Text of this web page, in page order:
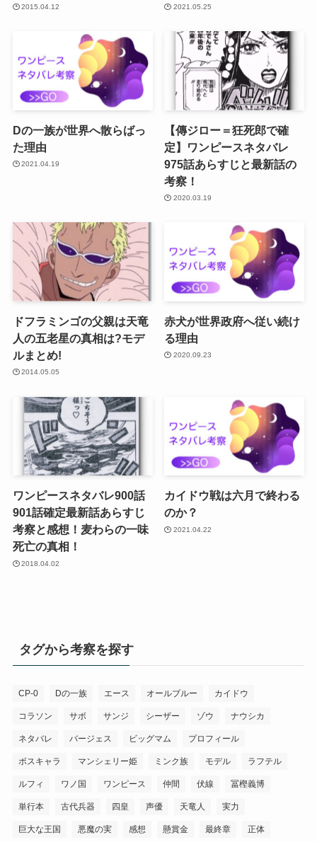
2015.04.12 2021.05.25
Dの一族が世界へ散らばっ
た理由
2021.04.19
【傳ジロー＝狂死郎で確
定】ワンピースネタバレ
975話あらすじと最新話の
考察！
2020.03.19
ドフラミンゴの父親は天竜
人の五老星の真相は?モデ
ルまとめ!
2014.05.05
赤犬が世界政府へ従い続け
る理由
2020.09.23
ワンピースネタバレ900話
901話確定最新話あらすじ
考察と感想！麦わらの一味
死亡の真相！
2018.04.02
カイドウ戦は六月で終わる
のか？
2021.04.22
タグから考察を探す
CP-0 Dの一族 エース オールブルー カイドウ
コラソン サボ サンジ シーザー ゾウ ナウシカ
ネタバレ バージェス ビッグマム プロフィール
ボスキャラ マンシェリー姫 ミンク族 モデル ラフテル
ルフィ ワノ国 ワンピース 仲間 伏線 冨樫義博
単行本 古代兵器 四皇 声優 天竜人 実力
巨大な王国 悪魔の実 感想 懸賞金 最終章 正体